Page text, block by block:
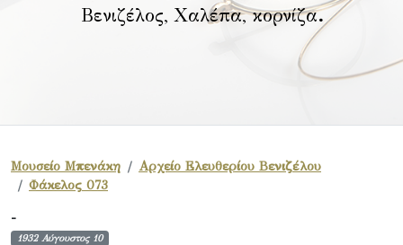
Βενιζέλος, Χαλέπα, κορνίζα.
Μουσείο Μπενάκη
Αρχείο Ελευθερίου Βενιζέλου
Φάκελος 073
-
1932 Αύγουστος 10